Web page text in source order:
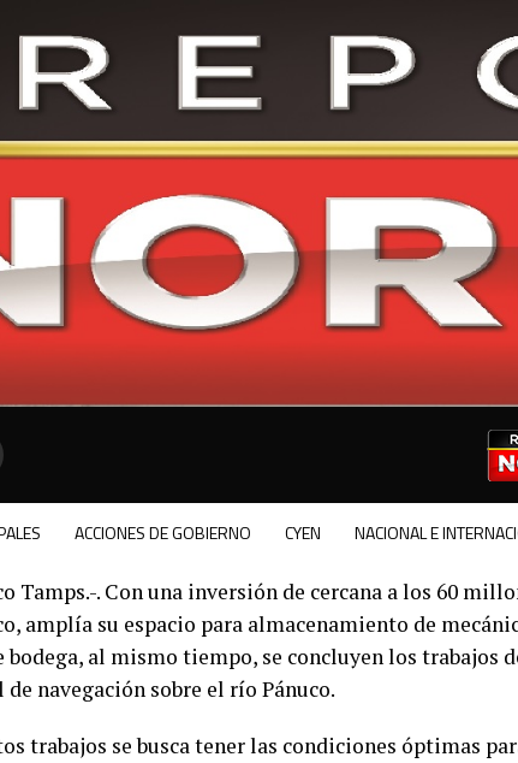
ACCIONES DE GOBIERNO CYEN NACIONAL E
Tamps.-. Con una inversión de cercana a los 60
amplía su espacio para almacenamiento de
bodega, al mismo tiempo, se concluyen los trabajos
de navegación sobre el río Pánuco.
trabajos se busca tener las condiciones óptimas